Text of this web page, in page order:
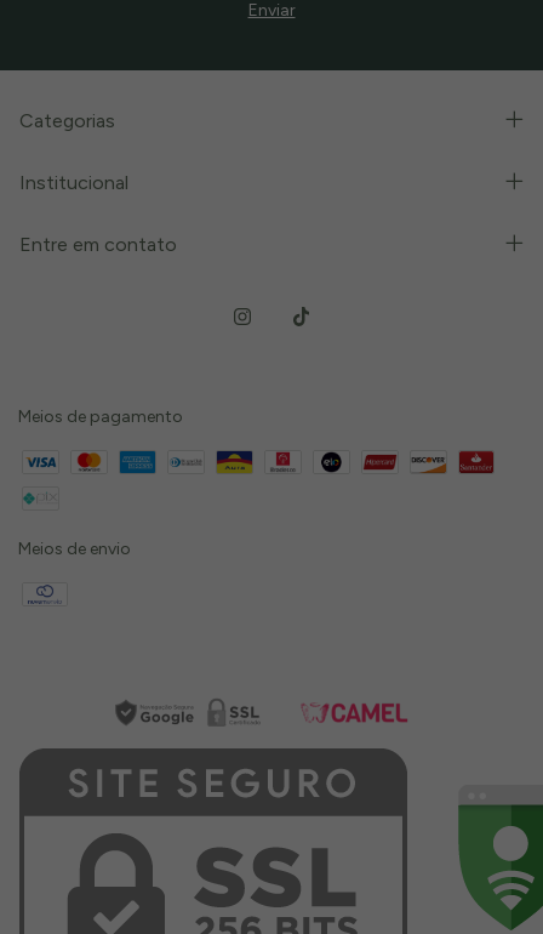
Categorias
Institucional
Entre em contato
Meios de pagamento
Meios de envio